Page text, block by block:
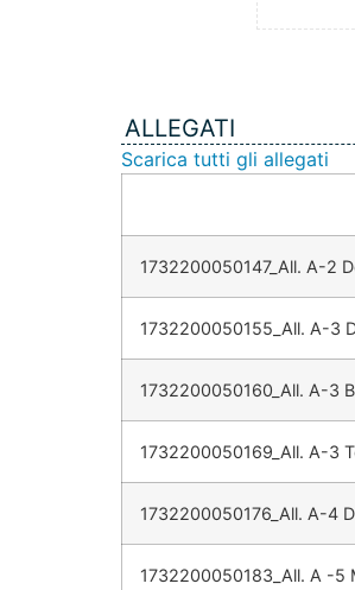
ALLEGATI
Scarica tutti gli allegati
1732200050147_All. A-2
1732200050155_All. A-3
1732200050160_All. A-3
1732200050169_All. A-3
1732200050176_All. A-4
1732200050183_All. A -5